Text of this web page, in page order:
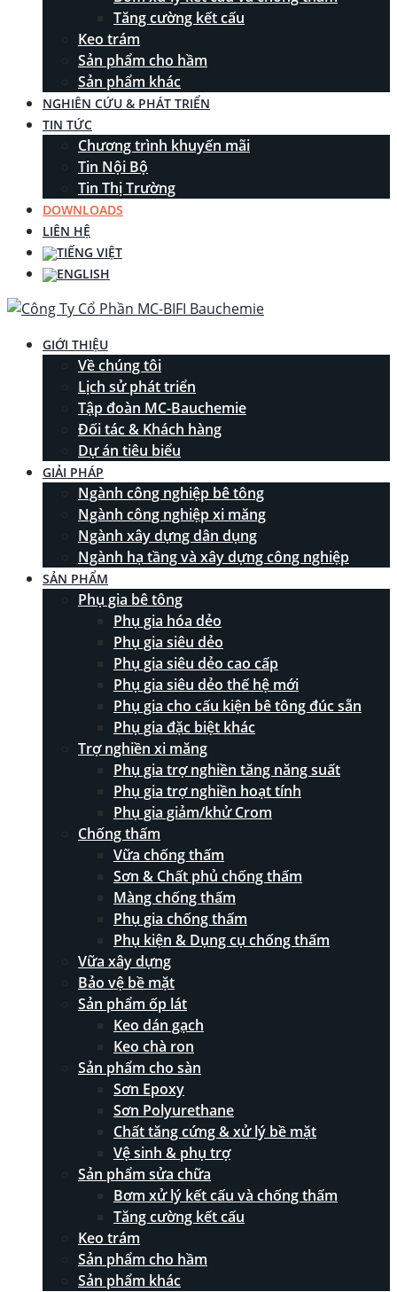
Tăng cường kết cấu
Keo trám
Sản phẩm cho hầm
Sản phẩm khác
NGHIÊN CỨU & PHÁT TRIỂN
TIN TỨC
Chương trình khuyến mãi
Tin Nội Bộ
Tin Thị Trường
DOWNLOADS
LIÊN HỆ
GIỚI THIỆU
Về chúng tôi
Lịch sử phát triển
Tập đoàn MC-Bauchemie
Đối tác & Khách hàng
Dự án tiêu biểu
GIẢI PHÁP
Ngành công nghiệp bê tông
Ngành công nghiệp xi măng
Ngành xây dựng dân dụng
Ngành hạ tầng và xây dựng công nghiệp
SẢN PHẨM
Phụ gia bê tông
Phụ gia hóa dẻo
Phụ gia siêu dẻo
Phụ gia siêu dẻo cao cấp
Phụ gia siêu dẻo thế hệ mới
Phụ gia cho cấu kiện bê tông đúc sẵn
Phụ gia đặc biệt khác
Trợ nghiền xi măng
Phụ gia trợ nghiền tăng năng suất
Phụ gia trợ nghiền hoạt tính
Phụ gia giảm/khử Crom
Chống thấm
Vữa chống thấm
Sơn & Chất phủ chống thấm
Màng chống thấm
Phụ gia chống thấm
Phụ kiện & Dụng cụ chống thấm
Vữa xây dựng
Bảo vệ bề mặt
Sản phẩm ốp lát
Keo dán gạch
Keo chà ron
Sản phẩm cho sàn
Sơn Epoxy
Sơn Polyurethane
Chất tăng cứng & xử lý bề mặt
Vệ sinh & phụ trợ
Sản phẩm sửa chữa
Bơm xử lý kết cấu và chống thấm
Tăng cường kết cấu
Keo trám
Sản phẩm cho hầm
Sản phẩm khác